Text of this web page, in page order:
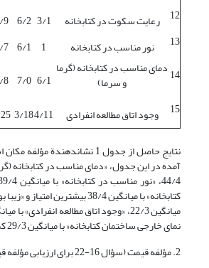
12 رعایت سکوت در کتابخانه 3/1
6/2
13
نور مناسب در کتابخانه 1
6/1
14دمای مناسب در کتابخانه (گرما
و سرما) 6/1
7/0
15
وجود اتاق مطالعه انفرادی 4/11
3/18
نتایج حاصل از جدول 1 نشان­دهندة
آمده در این جدول، «دمای مناسب در کتابخانه
کتابخانه» با میانگین 38/4 بیشترین
نمای خارجی ساختمان کتابخانه» با میانگین 29/3 کمترین امتیاز را دارند.
2. مؤلفه قیمت (سؤال 16-22 برای ارزیابی مؤلفه قیمت در کتابخانه)